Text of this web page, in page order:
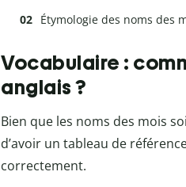
Étymologie des noms des
Vocabulaire :
anglais ?
Bien que les noms des mois
d’avoir un tableau de
correctement.